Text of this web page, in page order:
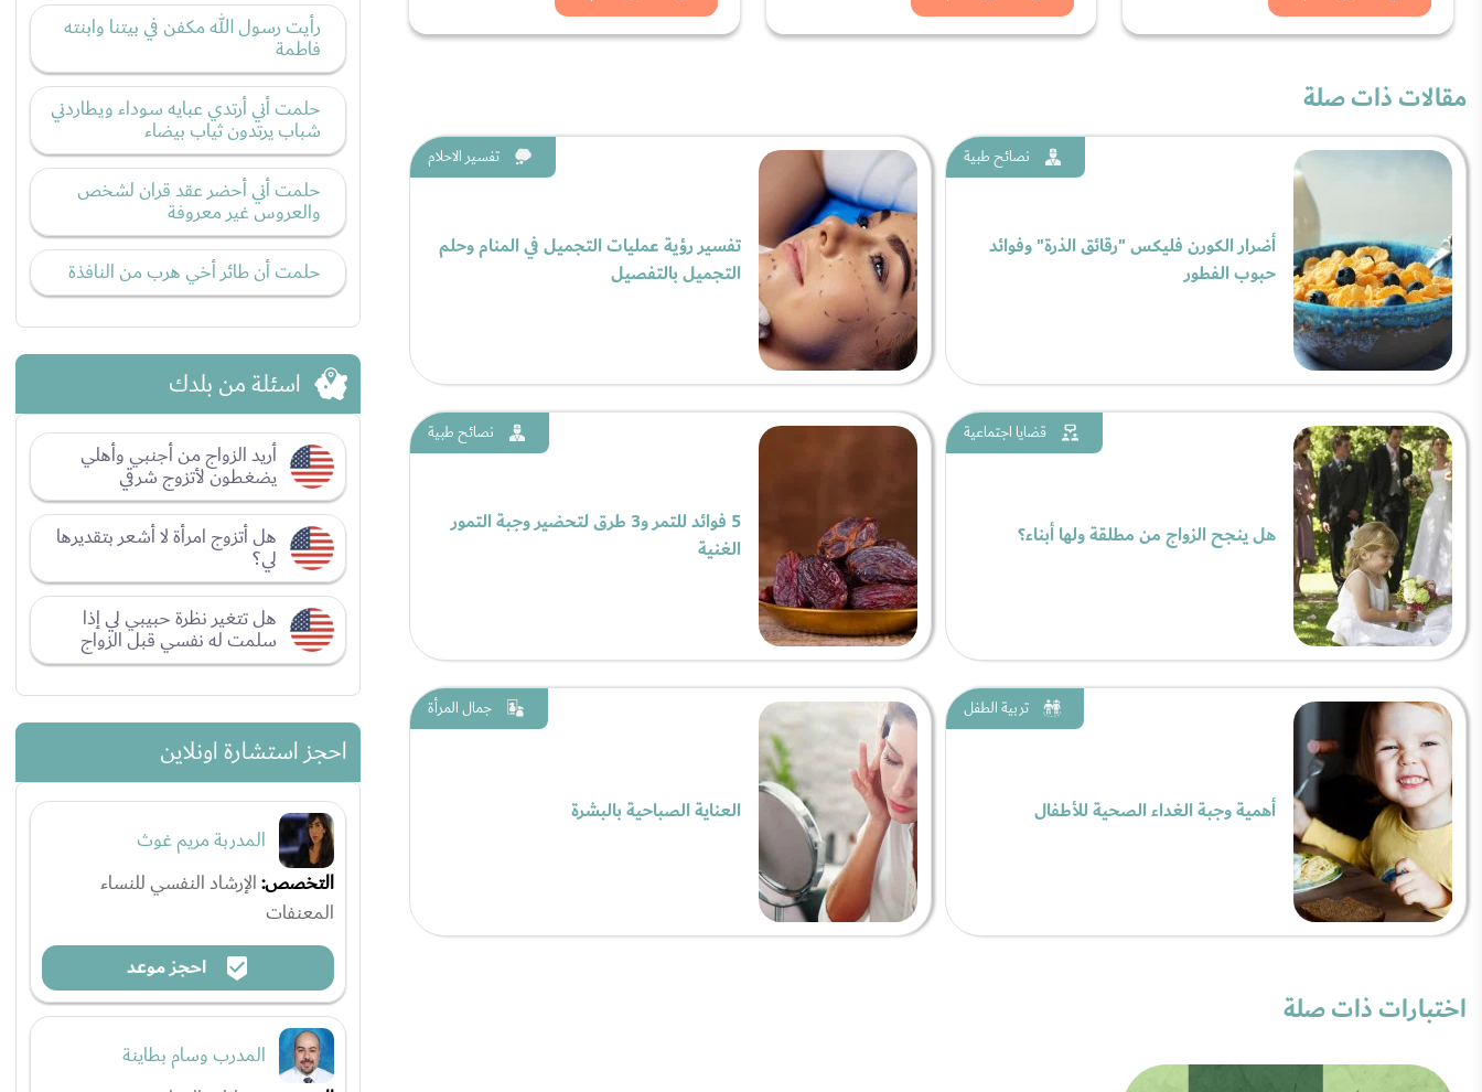
مقالات ذات صلة
نصائح طبية
أضرار الكورن فليكس "رقائق الذرة" وفوائد
حبوب الفطور
تفسير الاحلام
تفسير رؤية عمليات التجميل في المنام وحلم
التجميل بالتفصيل
قضايا اجتماعية
هل ينجح الزواج من مطلقة ولها أبناء؟
نصائح طبية
5 فوائد للتمر و3 طرق لتحضير وجبة التمور
الغنية
تربية الطفل
أهمية وجبة الغداء الصحية للأطفال
جمال المرأة
العناية الصباحية بالبشرة
اختبارات ذات صلة
رأيت رسول الله مكفن في بيتنا وابنته
فاطمة
حلمت أني أرتدي عبايه سوداء ويطاردني
شباب يرتدون ثياب بيضاء
حلمت أني أحضر عقد قران لشخص
والعروس غير معروفة
حلمت أن طائر أخي هرب من النافذة
اسئلة من بلدك
أريد الزواج من أجنبي وأهلي
يضغطون لأتزوج شرقي
هل أتزوج امرأة لا أشعر بتقديرها
لي؟
هل تتغير نظرة حبيبي لي إذا
سلمت له نفسي قبل الزواج
احجز استشارة اونلاين
المدربة مريم غوث
التخصص:الإرشاد النفسي للنساء
المعنفات
احجز موعد
المدرب وسام بطاينة